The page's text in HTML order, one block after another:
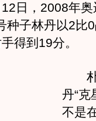
日，2008年奥
种子林丹以2比
得到19分。
朴
丹“克
不是